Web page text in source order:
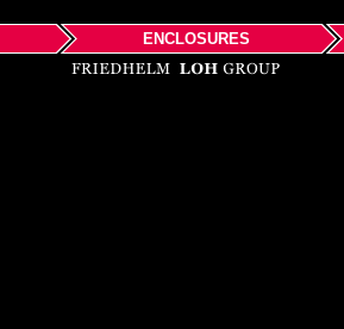
ENCLOSURES